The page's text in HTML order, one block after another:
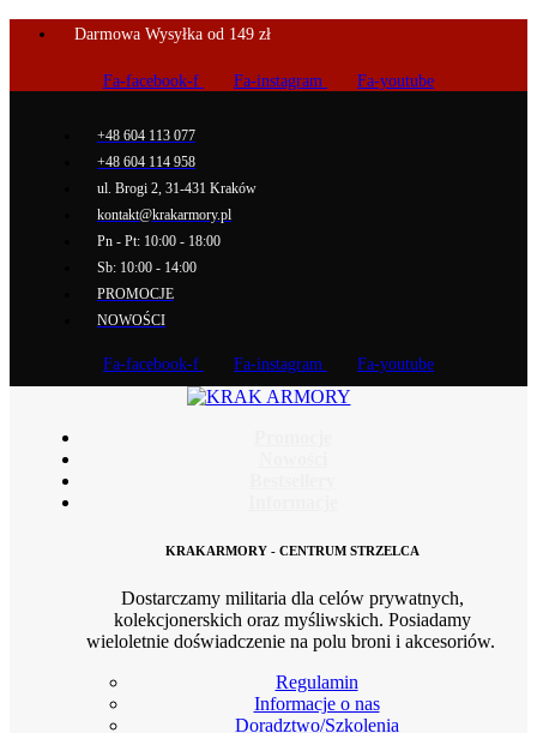
Darmowa Wysyłka od 149 zł
Fa-facebook-f Fa-instagram Fa-youtube
+48 604 113 077
+48 604 114 958
ul. Brogi 2, 31-431 Kraków
kontakt@krakarmory.pl
Pn - Pt: 10:00 - 18:00
Sb: 10:00 - 14:00
PROMOCJE
NOWOŚCI
Fa-facebook-f Fa-instagram Fa-youtube
KRAKARMORY - CENTRUM STRZELCA
Dostarczamy militaria dla celów prywatnych,
kolekcjonerskich oraz myśliwskich. Posiadamy
wieloletnie doświadczenie na polu broni i akcesoriów.
Regulamin
Informacje o nas
Doradztwo/Szkolenia